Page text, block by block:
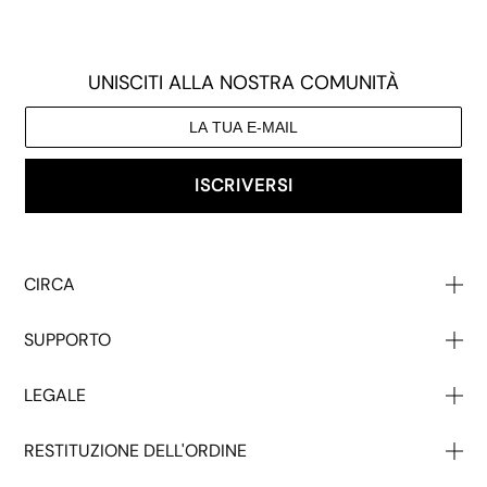
UNISCITI ALLA NOSTRA COMUNITÀ
ISCRIVERSI
CIRCA
All'ingrosso
Stampa
SUPPORTO
Restituzioni
LEGALE
RESTITUZIONE DELL'ORDINE